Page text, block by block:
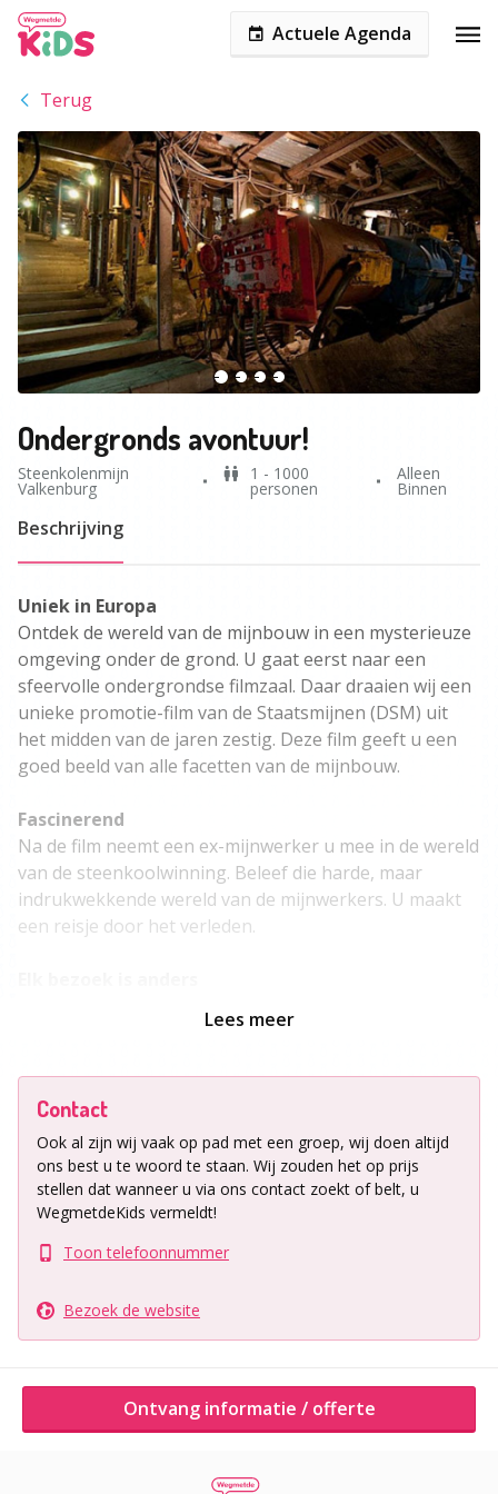
Actuele Agenda
Terug
Ondergronds avontuur!
Steenkolenmijn
Valkenburg
1 - 1000
personen
Alleen
Binnen
Beschrijving
Uniek in Europa
Ontdek de wereld van de mijnbouw in een mysterieuze
omgeving onder de grond. U gaat eerst naar een
sfeervolle ondergrondse filmzaal. Daar draaien wij een
unieke promotie-film van de Staatsmijnen (DSM) uit
het midden van de jaren zestig. Deze film geeft u een
goed beeld van alle facetten van de mijnbouw.
Fascinerend
Na de film neemt een ex-mijnwerker u mee in de wereld
van de steenkoolwinning. Beleef die harde, maar
indrukwekkende wereld van de mijnwerkers. U maakt
een reisje door het verleden.
een zeer ruime ondergrondse ervaring. Elke gids
waardoor de sfeer van toen herleeft. Dit gevoel
wordt extra versterkt door de demonstraties van
mijnbouw-machines, die werken op de speciaal
hiervoor aangelegde perslucht-installatie. Door de
opstelling is speciale kleding overbodig in dit
ondergrondse avontuur voor jong en oud.
Ligging uitje
Lees meer
Contact
Ook al zijn wij vaak op pad met een groep, wij doen altijd
ons best u te woord te staan. Wij zouden het op prijs
stellen dat wanneer u via ons contact zoekt of belt, u
WegmetdeKids vermeldt!
Toon telefoonnummer
Bezoek de website
Ontvang informatie / offerte